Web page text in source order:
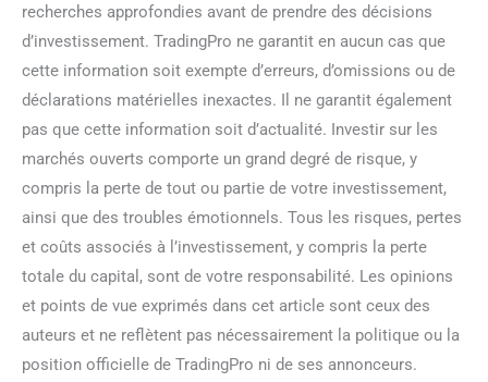
recherches approfondies avant de prendre des décisions
d’investissement. TradingPro ne garantit en aucun cas que
cette information soit exempte d’erreurs, d’omissions ou de
déclarations matérielles inexactes. Il ne garantit également
pas que cette information soit d’actualité. Investir sur les
marchés ouverts comporte un grand degré de risque, y
compris la perte de tout ou partie de votre investissement,
ainsi que des troubles émotionnels. Tous les risques, pertes
et coûts associés à l’investissement, y compris la perte
totale du capital, sont de votre responsabilité. Les opinions
et points de vue exprimés dans cet article sont ceux des
auteurs et ne reflètent pas nécessairement la politique ou la
position officielle de TradingPro ni de ses annonceurs.